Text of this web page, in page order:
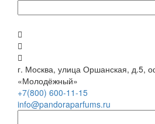
г. Москва, улица Оршанская, д.5,
«Молодёжный»
+7(800) 600-11-15
info@pandoraparfums.ru